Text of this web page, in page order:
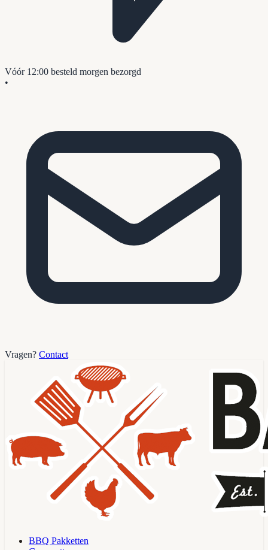
Vóór 12:00 besteld morgen bezorgd
•
Vragen? Contact
BBQ Pakketten